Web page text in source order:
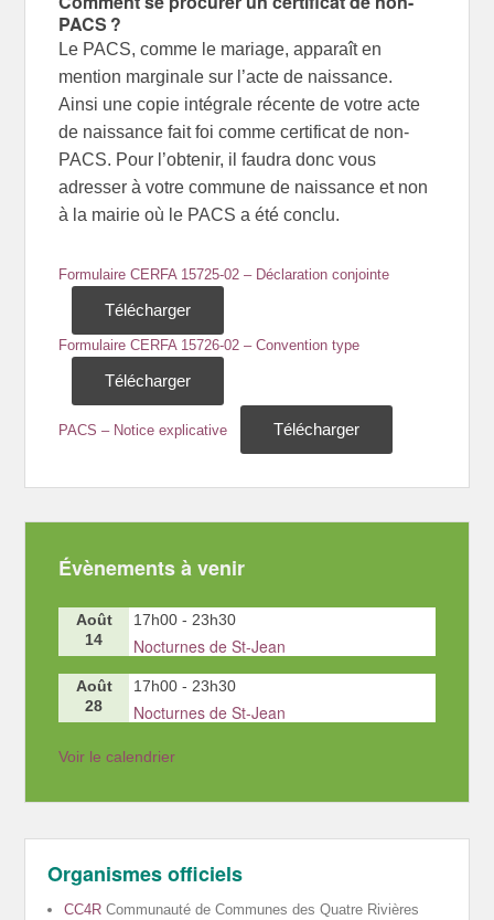
PACS ?
Le PACS, comme le mariage, apparaît en
mention marginale sur l’acte de naissance.
Ainsi une copie intégrale récente de votre acte
de naissance fait foi comme certificat de non-
PACS. Pour l’obtenir, il faudra donc vous
adresser à votre commune de naissance et non
à la mairie où le PACS a été conclu.
Formulaire CERFA 15725-02 – Déclaration conjointe
Télécharger
Formulaire CERFA 15726-02 – Convention type
Télécharger
PACS – Notice explicative Télécharger
Évènements à venir
Août
14
17h00 -23h30
Nocturnes de St-Jean
Août
28
17h00 -23h30
Nocturnes de St-Jean
Voir le calendrier
Organismes officiels
CC4R Communauté de Communes des Quatre Rivières